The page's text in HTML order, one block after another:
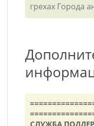
грехах Города
СЛУЖБА